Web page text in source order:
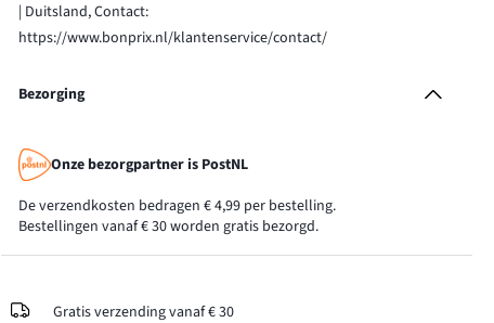
| Duitsland, Contact:
https://www.bonprix.nl/klantenservice/contact/
Bezorging
Onze bezorgpartner is PostNL
De verzendkosten bedragen € 4,99 per bestelling.
Bestellingen vanaf € 30 worden gratis bezorgd.
Gratis verzending vanaf € 30